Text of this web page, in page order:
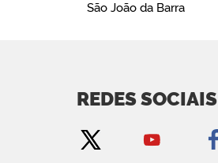
São João da Barra
REDES SOCIAIS